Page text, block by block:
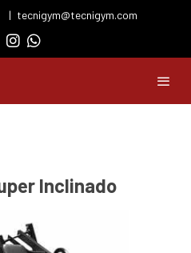
| tecnigym@tecnigym.com
Inclinado